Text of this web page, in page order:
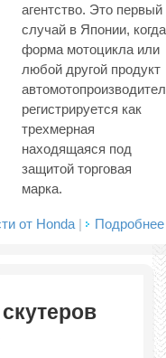
агентство. Это первый
случай в Японии, когда
форма мотоцикла или
любой другой продукт
регистрируется как
трехмерная
находящаяся под
защитой торговая
марка.
от Honda | Подробнее